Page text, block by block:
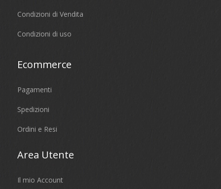
Condizioni di Vendita
Condizioni di uso
Ecommerce
Pagamenti
Spedizioni
Ordini e Resi
Area Utente
Il mio Account